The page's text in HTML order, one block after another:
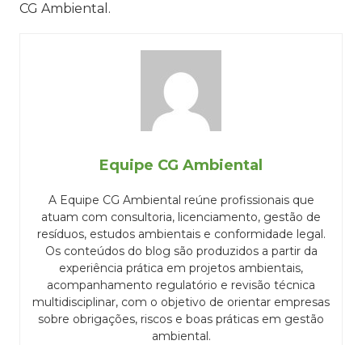
CG Ambiental.
Equipe CG Ambiental
A Equipe CG Ambiental reúne profissionais que
atuam com consultoria, licenciamento, gestão de
resíduos, estudos ambientais e conformidade legal.
Os conteúdos do blog são produzidos a partir da
experiência prática em projetos ambientais,
acompanhamento regulatório e revisão técnica
multidisciplinar, com o objetivo de orientar empresas
sobre obrigações, riscos e boas práticas em gestão
ambiental.